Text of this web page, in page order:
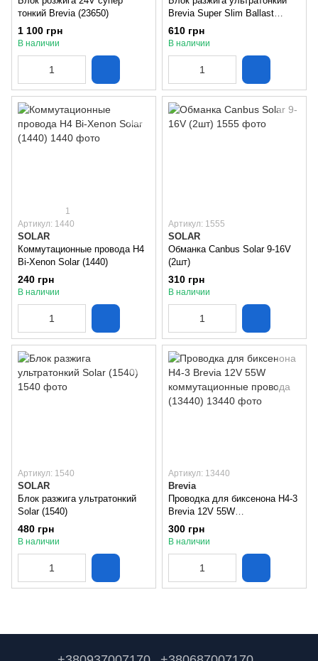
тонкий Brevia (23650)
1 100 грн
В наличии
Brevia Super Slim Ballast
(13650)
610 грн
В наличии
1
Артикул: 1440
SOLAR
Коммутационные провода H4
Bi-Xenon Solar (1440)
240 грн
В наличии
Артикул: 1555
SOLAR
Обманка Canbus Solar 9-16V
(2шт)
310 грн
В наличии
Артикул: 1540
SOLAR
Блок разжига ультратонкий
Solar (1540)
480 грн
В наличии
Артикул: 13440
Brevia
Проводка для биксенона H4-3
Brevia 12V 55W
коммутационные провода
(13440)
300 грн
В наличии